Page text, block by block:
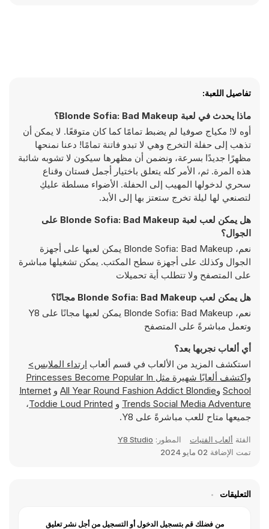
تفاصيل اللعبة:
ماذا يحدث في لعبة Blonde Sofia: Bad Makeup؟
أوه لا! مكياج صوفيا لم يضبط تمامًا كما كان متوقعًا. لا يمكن أن
تذهب إلى حفلة التخرج وهي لا تبدو فاتنة تمامًا! دعنا نمنحها
مظهرًا جديدًا بسرعة، ونضمن أن مظهرها سيكون لا تشوبه شائبة
هذه المرة. ثم، الأمر كله يتعلق باختيار أجمل فستان وقناع
سحري لدخولها المهيب إلى الحفلة. الأضواء مسلطة عليكِ
لتصنعي لها ليلة تخرج ستعتز بها إلى الأبد.
هل يمكن لعب لعبة Blonde Sofia: Bad Makeup على
الجوال؟
نعم، Blonde Sofia: Bad Makeup يمكن لعبها على أجهزة
الجوال وكذلك على أجهزة سطح المكتب. يمكن تشغيلها مباشرة
على المتصفح ولا تتطلب أية تحميلات
هل يمكن لعب Blonde Sofia: Bad Makeup مجانًا؟
نعم، Blonde Sofia: Bad Makeup يمكن لعبها مجانًا على Y8
وتعمل مباشرةً على المتصفح
أي ألعاب نجربها بعد؟
استكشف المزيد من الألعاب في قسم ألعاب ارتداء الملابس>
واكتشف ألعابًا شهيرة مثل Princesses Become Popular In
School وAll Year Round Fashion Addict Blondie و Internet
Trends Social Media Adventure و Toddie Loud Printed،
جميعها متاح للعب مباشرةً على Y8.
الفئة ألعاب الفتيات المطور: Y8 Studio
تمت الإضافة 02 مايو 2024
التعليقات
من فضلك قم بتسجيل الدخول أو التسجيل من أجل نشر تعليق